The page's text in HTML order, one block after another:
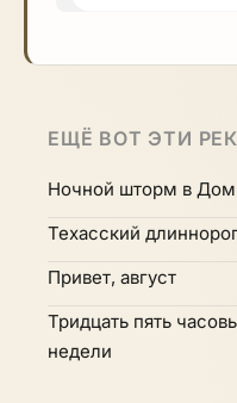
ЕЩЁ ВОТ ЭТИ
Ночной шторм в
Техасский
Привет, август
Тридцать пять
недели